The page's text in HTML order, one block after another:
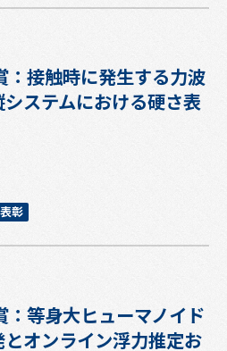
：接触時に発生する力波
ステムにおける硬さ表
彰
：等身大ヒューマノイド
オンライン浮力推定お